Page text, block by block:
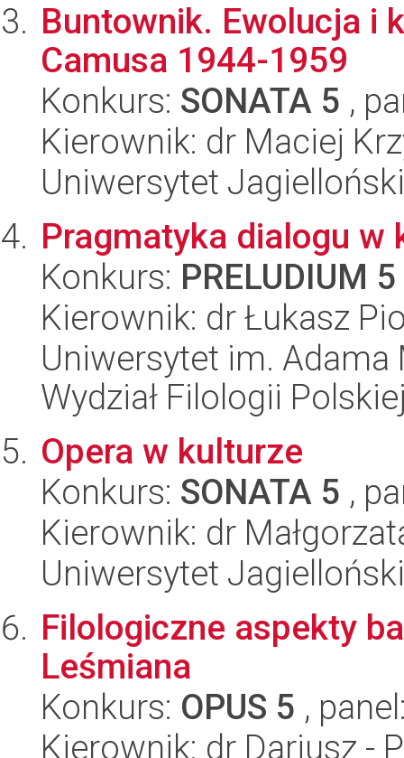
Buntownik. Ewolucja i
Camusa 1944-1959
Konkurs: SONATA 5 ,
Kierownik: dr Maciej
Uniwersytet
Pragmatyka dialogu w
Konkurs: PRELUDIUM 5
Kierownik: dr Łukasz
Uniwersytet im.
Wydział Filologii
Opera w kulturze
Konkurs: SONATA 5 ,
Kierownik: dr
Uniwersytet
Filologiczne aspekty
Leśmiana
Konkurs: OPUS 5 ,
Kierownik: dr Dariusz -